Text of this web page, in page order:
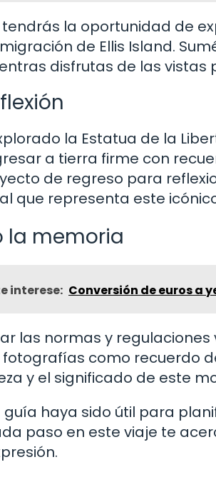
tendrás la oportunidad de
de Ellis Island.
disfrutas de las vistas
la Estatua de la
a tierra firme con
de regreso para
que representa este
la memoria
interese: Conversión de euros a
las normas y
como recuerdo
y el significado de este
guía haya sido útil para
paso en este viaje te